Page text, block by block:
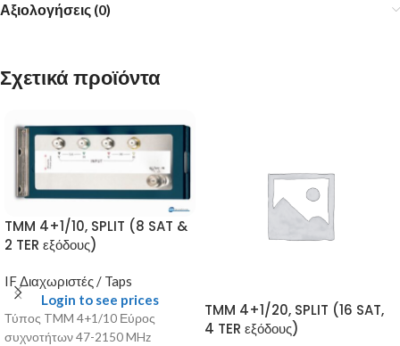
Αξιολογήσεις (0)
Σχετικά προϊόντα
TMM 4+1/10, SPLIT (8 SAT &
2 TER εξόδους)
IF Διαχωριστές / Taps
Login to see prices
Τύπος TMM 4+1/10 Εύρος
συχνοτήτων 47-2150 MHz
TMM 4+1/20, SPLIT (16 SAT,
4 TER εξόδους)